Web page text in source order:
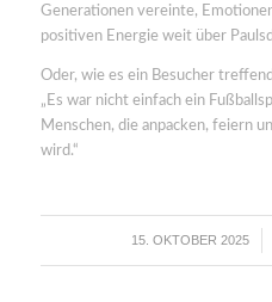
Generationen vereinte,
positiven Energie weit über
Oder, wie es ein Besucher
„Es war nicht einfach ein
Menschen, die anpacken, feiern
wird.“
15. OKTOBER 2025
/